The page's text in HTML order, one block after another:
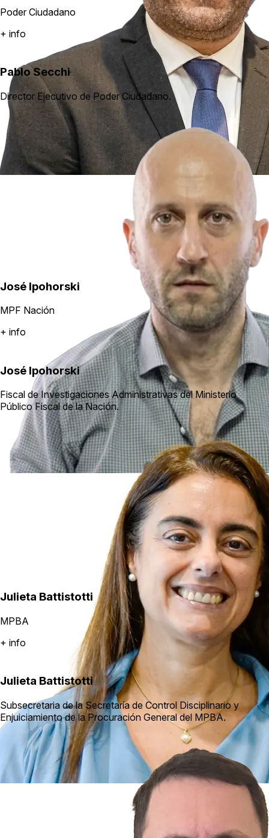
Poder Ciudadano
+ info
Pablo Secchi
Director Ejecutivo de Poder Ciudadano.
José Ipohorski
MPF Nación
+ info
José Ipohorski
Fiscal de Investigaciones Administrativas del Ministerio
Público Fiscal de la Nación.
Julieta Battistotti
MPBA
+ info
Julieta Battistotti
Subsecretaria de la Secretaría de Control Disciplinario y
Enjuiciamiento de la Procuración General del MPBA.